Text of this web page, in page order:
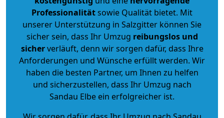
Professionalitätsowie Qualität bietet. Mit
unserer Unterstützung in Salzgitter können Sie
sicher sein, dass Ihr Umzug reibungslos und
sicherverläuft, denn wir sorgen dafür, dass Ihre
Anforderungen und Wünsche erfüllt werden. Wir
haben die besten Partner, um Ihnen zu helfen
und sicherzustellen, dass Ihr Umzug nach
Sandau Elbe ein erfolgreicher ist.